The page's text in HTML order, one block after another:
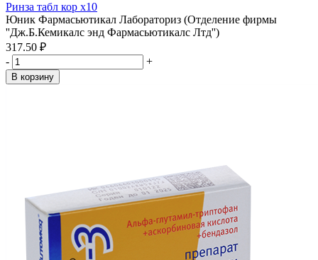
Ринза табл кор x10
Юник Фармасьютикал Лабораториз (Отделение фирмы
''Дж.Б.Кемикалс энд Фармасьютикалс Лтд'')
317.50 ₽
-
+
В корзину